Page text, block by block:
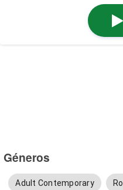
Géneros
Adult Contemporary